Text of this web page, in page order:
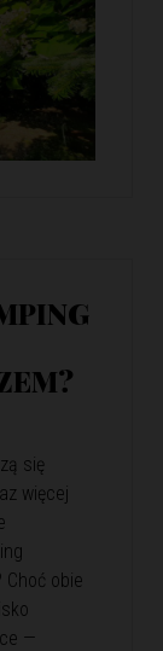
się
więcej
obie
—